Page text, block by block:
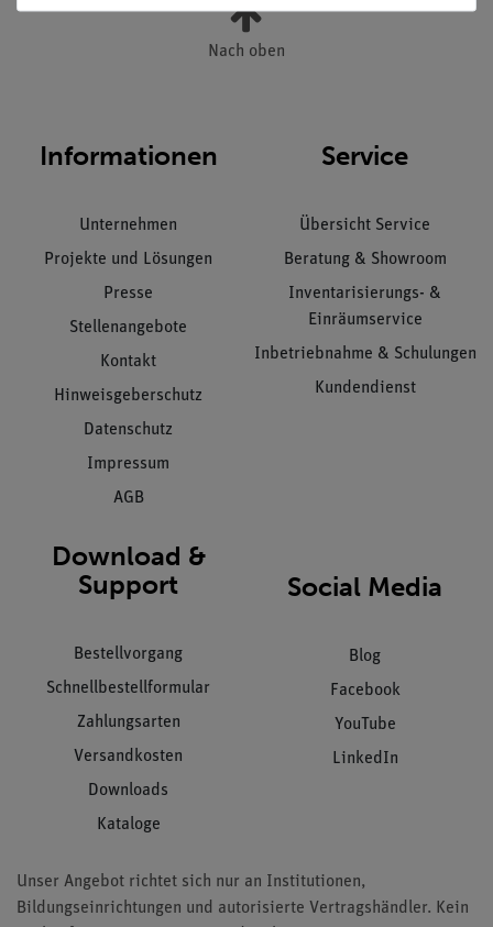
Nach oben
Informationen
Unternehmen
Projekte und Lösungen
Presse
Stellenangebote
Kontakt
Hinweisgeberschutz
Datenschutz
Impressum
AGB
Service
Übersicht Service
Beratung & Showroom
Inventarisierungs- &
Einräumservice
Inbetriebnahme & Schulungen
Kundendienst
Download &
Support
Bestellvorgang
Schnellbestellformular
Zahlungsarten
Versandkosten
Downloads
Kataloge
Social Media
Blog
Facebook
YouTube
LinkedIn
Unser Angebot richtet sich nur an Institutionen,
Bildungseinrichtungen und autorisierte Vertragshändler. Kein